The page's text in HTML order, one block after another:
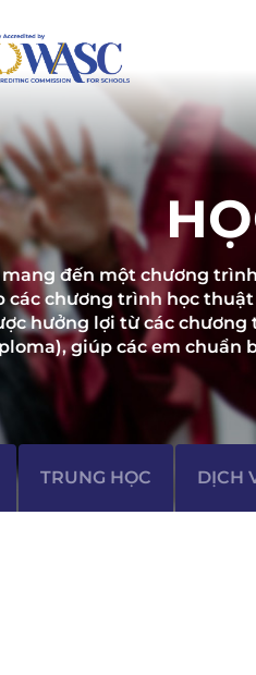
đến một chương
các chương trình học
hưởng lợi từ các
giúp các em chuẩn
TRUNG HỌC DỊCH